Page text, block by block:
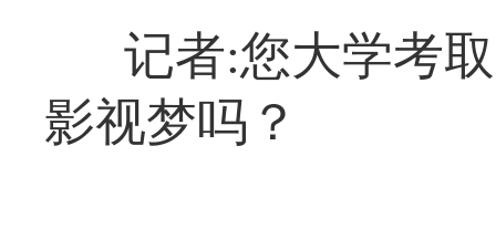
记者:您大学考
影视梦吗？